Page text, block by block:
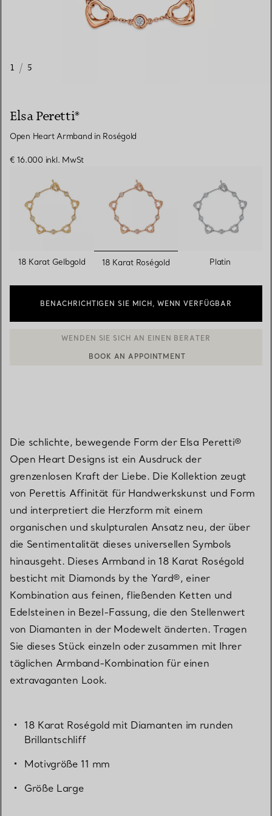
1 / 5
Elsa Peretti®
Open Heart Armband in Roségold
€ 16.000 inkl. MwSt
18 Karat Gelbgold ausgewählt
18 Karat Roségold Platin
BENACHRICHTIGEN SIE MICH, WENN VERFÜGBAR
Die schlichte, bewegende Form der Elsa Peretti®
Open Heart Designs ist ein Ausdruck der
grenzenlosen Kraft der Liebe. Die Kollektion zeugt
von Perettis Affinität für Handwerkskunst und Form
und interpretiert die Herzform mit einem
organischen und skulpturalen Ansatz neu, der über
die Sentimentalität dieses universellen Symbols
hinausgeht. Dieses Armband in 18 Karat Roségold
besticht mit Diamonds by the Yard®, einer
Kombination aus feinen, fließenden Ketten und
Edelsteinen in Bezel-Fassung, die den Stellenwert
von Diamanten in der Modewelt änderten. Tragen
Sie dieses Stück einzeln oder zusammen mit Ihrer
täglichen Armband-Kombination für einen
extravaganten Look.
18 Karat Roségold mit Diamanten im runden
Brillantschliff
Motivgröße 11 mm
Größe Large